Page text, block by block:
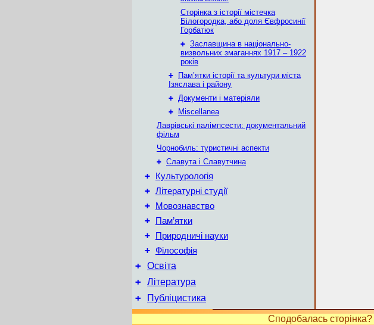
Сторінка з історії містечка
Білогородка, або доля Євфросинії
Горбатюк
+ Заславщина в національно-
визвольних змаганнях 1917 – 1922
років
+
Пам’ятки історії та культури міста
Ізяслава і району
+ Документи і матеріяли
+
Miscellanea
Лаврівські палімпсести: документальний
фільм
Чорнобиль: туристичні аспекти
+ Славута і Славутчина
+ Культурологія
+ Літературні студії
+ Мовознавство
+ Пам’ятки
+ Природничі науки
+ Філософія
+ Освіта
+ Література
+ Публіцистика
Сподобалась сторінка?